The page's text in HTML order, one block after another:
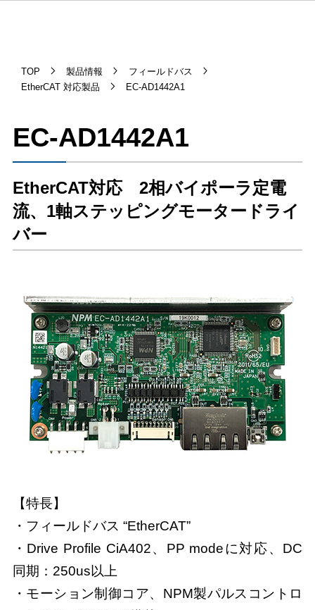
TOP 製品情報
フィールドバス
EtherCAT 対応製品
EC-AD1442A1
EC-AD1442A1
EtherCAT対応 2相バイポーラ定電
流、1軸ステッピングモータードライ
バー
【特長】
・フィールドバス “EtherCAT”
・Drive Profile CiA402、PP modeに対応、DC
同期：250us以上
・モーション制御コア、NPM製パルスコントロ